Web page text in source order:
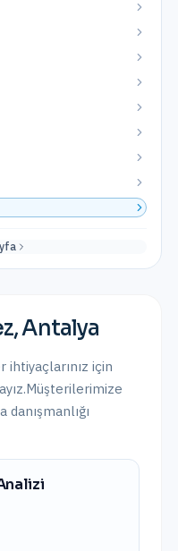
,Antalya
ihtiyaçlarınız için
Müşterilerimize